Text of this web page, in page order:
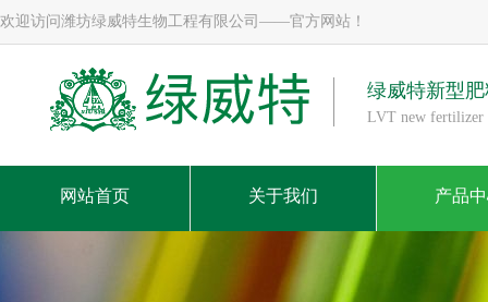
欢迎访问潍坊绿威特生物工程有限公司——官方网站！
绿威特新型
LVT new fertilizer
网站首页 关于我们 产品